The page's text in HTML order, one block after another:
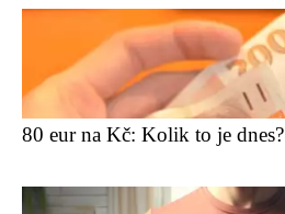
80 eur na Kč: Kolik to je dnes?